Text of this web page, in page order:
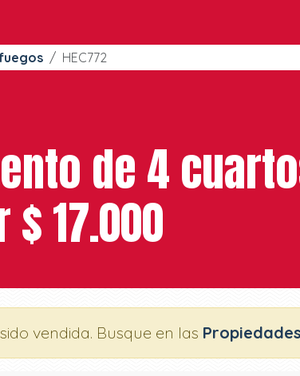
HEC772
de 4
17.000
vendida. Busque en las